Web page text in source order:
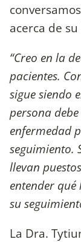
acerca de
“Creo en la
pacientes.
sigue siendo
persona
enfermedad
seguimiento.
llevan
entender qué
su
La Dra.